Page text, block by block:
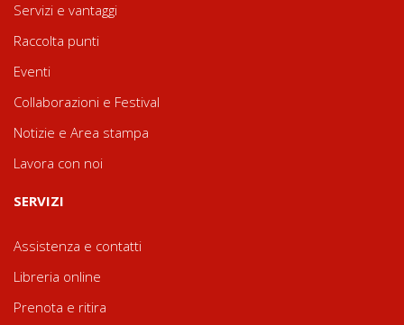
Servizi e vantaggi
Raccolta punti
Eventi
Collaborazioni e Festival
Notizie e Area stampa
Lavora con noi
SERVIZI
Assistenza e contatti
Libreria online
Prenota e ritira